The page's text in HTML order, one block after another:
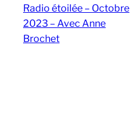
Radio étoilée – Octobre
2023 – Avec Anne
Brochet